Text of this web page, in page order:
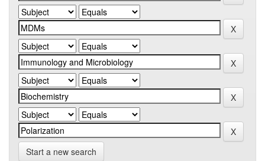
Start a new search